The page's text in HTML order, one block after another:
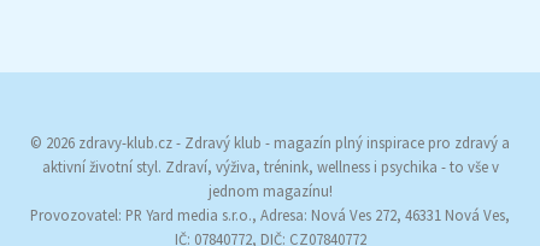
© 2026 zdravy-klub.cz - Zdravý klub - magazín plný inspirace pro zdravý a
aktivní životní styl. Zdraví, výživa, trénink, wellness i psychika - to vše v
jednom magazínu!
Provozovatel: PR Yard media s.r.o., Adresa: Nová Ves 272, 46331 Nová Ves,
IČ: 07840772, DIČ: CZ07840772